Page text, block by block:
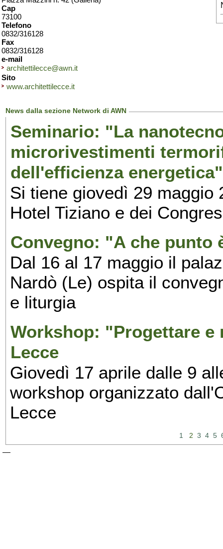
Cap
73100
Telefono
0832/316128
Fax
0832/316128
e-mail
architettilecce@awn.it
Sito
www.architettilecce.it
News dalla sezione Network di AWN
Seminario: "La
microrivestimenti
dell'efficienza
Si tiene giovedì 29 maggio
Hotel Tiziano e dei
Convegno: "A che punto
Dal 16 al 17 maggio il
Nardò (Le) ospita il
e liturgia
Workshop: "Progettare
Lecce
Giovedì 17 aprile dalle 9
workshop organizzato
Lecce
1 2 3 4 5